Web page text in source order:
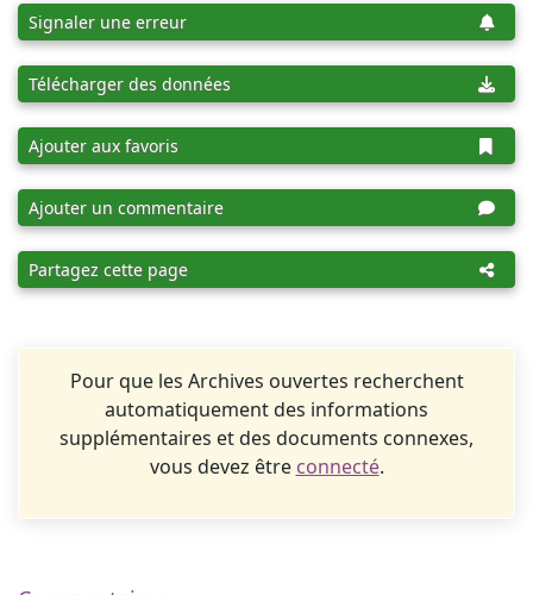
Signaler une erreur
Télécharger des données
Ajouter aux favoris
Ajouter un commentaire
Partagez cette page
Pour que les Archives ouvertes recherchent
automatiquement des informations
supplémentaires et des documents connexes,
vous devez être connecté.